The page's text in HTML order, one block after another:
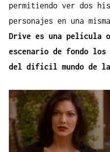
permitiendo ver dos
personajes en una
Drive es una película
escenario de fondo
del difícil mundo de la